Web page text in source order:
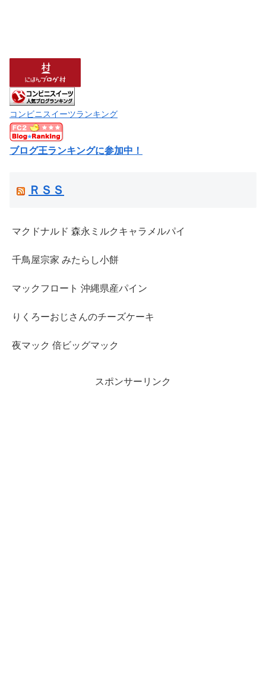
コンビニスイーツランキング
ブログ王ランキングに参加中！
ＲＳＳ
マクドナルド 森永ミルクキャラメルパイ
千鳥屋宗家 みたらし小餅
マックフロート 沖縄県産パイン
りくろーおじさんのチーズケーキ
夜マック 倍ビッグマック
スポンサーリンク